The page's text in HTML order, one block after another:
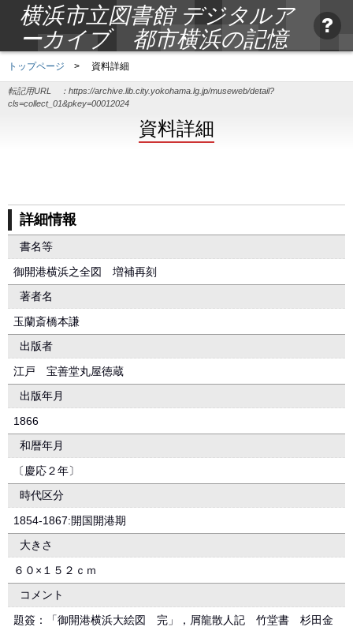
横浜市立図書館 デジタルア
ーカイブ 都市横浜の記憶
トップページ > 資料詳細
転記用URL ： https://archive.lib.city.yokohama.lg.jp/museweb/detail?
cls=collect_01&pkey=00012024
資料詳細
詳細情報
書名等
御開港横浜之全図 増補再刻
著者名
玉蘭斎橋本謙
出版者
江戸 宝善堂丸屋徳蔵
出版年月
1866
和暦年月
〔慶応２年〕
時代区分
1854-1867:開国開港期
大きさ
６０×１５２ｃｍ
コメント
題簽：「御開港横浜大絵図 完」，屑龍散人記 竹堂書 杉田金